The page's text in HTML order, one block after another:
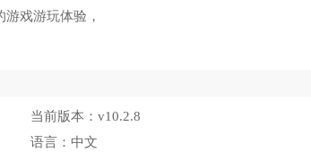
戏游玩体验，
当前版本： v10.2.8
语言： 中文